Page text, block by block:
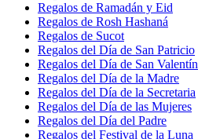
Regalos de Ramadán y Eid
Regalos de Rosh Hashaná
Regalos de Sucot
Regalos del Día de San Patricio
Regalos del Día de San Valentín
Regalos del Día de la Madre
Regalos del Día de la Secretaria
Regalos del Día de las Mujeres
Regalos del Día del Padre
Regalos del Festival de la Luna